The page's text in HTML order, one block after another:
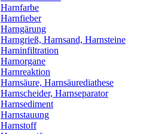
Harnfarbe
Harnfieber
Harngärung
Harngrieß, Harnsand, Harnsteine
Harninfiltration
Harnorgane
Harnreaktion
Harnsäure, Harnsäurediathese
Harnscheider, Harnseparator
Harnsediment
Harnstauung
Harnstoff